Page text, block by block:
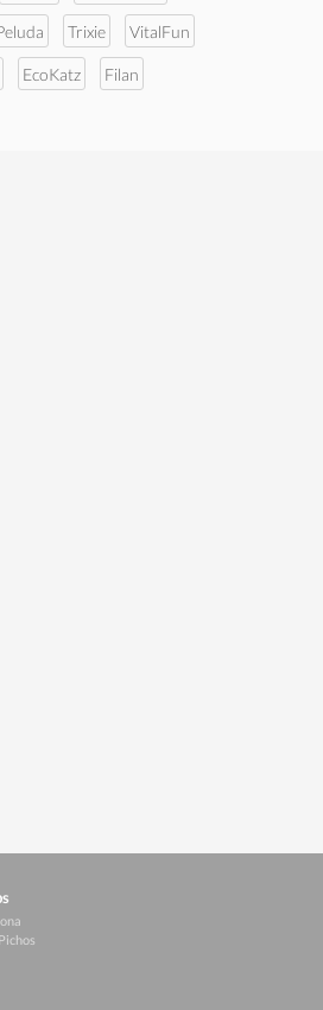
Trixie VitalFun
EcoKatz Filan